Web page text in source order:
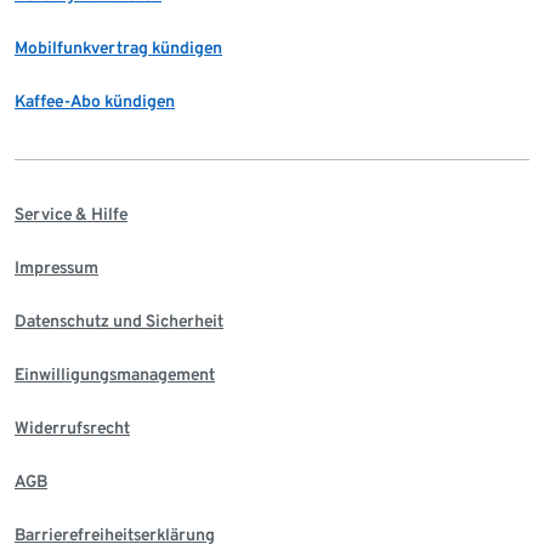
Mobilfunkvertrag kündigen
Kaffee-Abo kündigen
Service & Hilfe
Impressum
Datenschutz und Sicherheit
Einwilligungsmanagement
Widerrufsrecht
AGB
Barrierefreiheitserklärung